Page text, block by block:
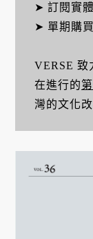
➤ 訂閱實
➤ 單期購
VERSE 致
在進行的
灣的文化改